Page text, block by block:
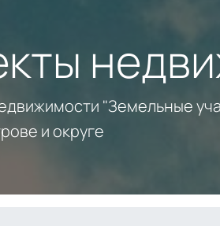
"Земельные
и округе